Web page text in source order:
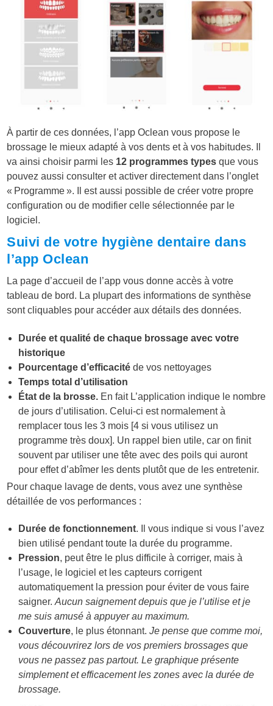
À partir de ces données, l’app Oclean vous propose le
brossage le mieux adapté à vos dents et à vos habitudes. Il
va ainsi choisir parmi les 12 programmes types que vous
pouvez aussi consulter et activer directement dans l’onglet
« Programme ». Il est aussi possible de créer votre propre
configuration ou de modifier celle sélectionnée par le
logiciel.
Suivi de votre hygiène dentaire dans
l’app Oclean
La page d’accueil de l’app vous donne accès à votre
tableau de bord. La plupart des informations de synthèse
sont cliquables pour accéder aux détails des données.
Durée et qualité de chaque brossage avec votre
historique
Pourcentage d’efficacité de vos nettoyages
Temps total d’utilisation
État de la brosse. En fait L’application indique le nombre
de jours d’utilisation. Celui-ci est normalement à
remplacer tous les 3 mois [4 si vous utilisez un
programme très doux]. Un rappel bien utile, car on finit
souvent par utiliser une tête avec des poils qui auront
pour effet d’abîmer les dents plutôt que de les entretenir.
Pour chaque lavage de dents, vous avez une synthèse
détaillée de vos performances :
Durée de fonctionnement. Il vous indique si vous l’avez
bien utilisé pendant toute la durée du programme.
Pression, peut être le plus difficile à corriger, mais à
l’usage, le logiciel et les capteurs corrigent
automatiquement la pression pour éviter de vous faire
saigner.Aucun saignement depuis que je l’utilise et je
me suis amusé à appuyer au maximum.
Couverture, le plus étonnant.Je pense que comme moi,
vous découvrirez lors de vos premiers brossages que
vous ne passez pas partout. Le graphique présente
simplement et efficacement les zones avec la durée de
brossage.